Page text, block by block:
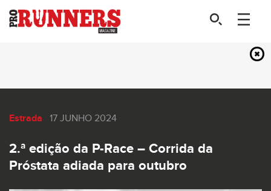
Estrada 17 JUNHO 2024
2.ª edição da P-Race – Corrida da
Próstata adiada para outubro